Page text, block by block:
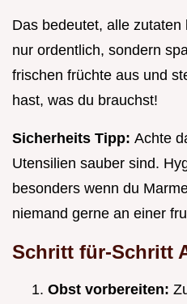
Das bedeutet, alle
nur ordentlich, sondern
frischen früchte aus und
hast, was du brauchst!
Sicherheits Tipp: Achte
Utensilien sauber sind.
besonders wenn du
niemand gerne an einer
Schritt für-Schritt
Obst vorbereiten: